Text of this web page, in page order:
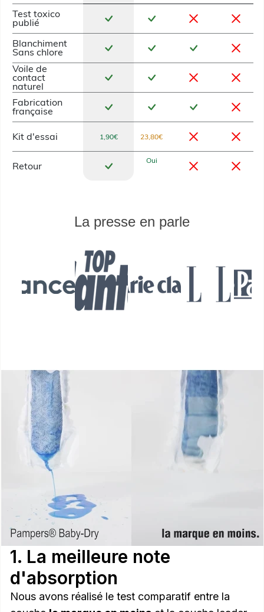
Test toxico
publié
Blanchiment
Sans chlore
Voile de
contact
naturel
Fabrication
française
Kit d'essai
Retour
1,90€ 23,80€
Oui
La presse en parle
1. La meilleure note
d'absorption
Nous avons réalisé le test comparatif entre la